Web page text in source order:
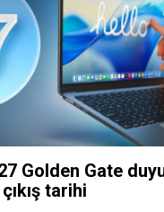
Golden Gate
tarihi